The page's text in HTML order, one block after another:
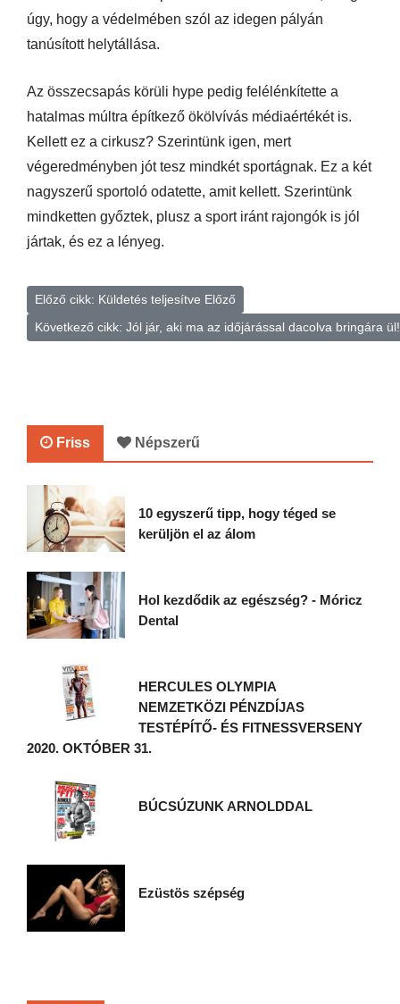
úgy, hogy a védelmében szól az idegen pályán
tanúsított helytállása.
Az összecsapás körüli hype pedig felélénkítette a
hatalmas múltra építkező ökölvívás médiaértékét is.
Kellett ez a cirkusz? Szerintünk igen, mert
végeredményben jót tesz mindkét sportágnak. Ez a két
nagyszerű sportoló odatette, amit kellett. Szerintünk
mindketten győztek, plusz a sport iránt rajongók is jól
jártak, és ez a lényeg.
Előző cikk: Küldetés teljesítve Előző
Következő cikk: Jól jár, aki ma az időjárással dacolva bringára
Friss Népszerű
10 egyszerű tipp, hogy téged se
kerüljön el az álom
Hol kezdődik az egészség? - Móricz
Dental
HERCULES OLYMPIA
NEMZETKÖZI PÉNZDÍJAS
TESTÉPÍTŐ- ÉS FITNESSVERSENY
2020. OKTÓBER 31.
BÚCSÚZUNK ARNOLDDAL
Ezüstös szépség